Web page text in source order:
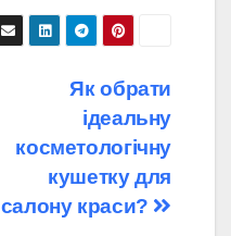
Як обрати
ідеальну
косметологічну
кушетку для
салону краси?